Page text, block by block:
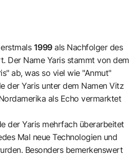
1999 als Nachfolger des
Der Name Yaris stammt von dem
ab, was so viel wie "Anmut"
der Yaris unter dem Namen Vitz
als Echo vermarktet
der Yaris mehrfach überarbeitet
Mal neue Technologien und
Besonders bemerkenswert